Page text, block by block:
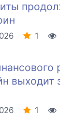
1
выходит
1